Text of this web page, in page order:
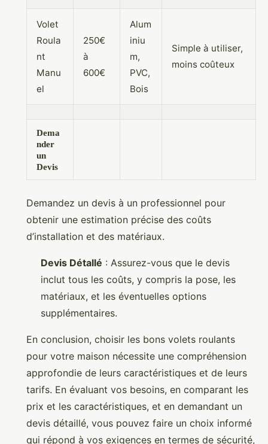
Volet
Roula
nt
Manu
el
250€
à
600€
Alum
iniu
m,
PVC,
Bois
Simple à utiliser,
moins coûteux
Dema
nder
un
Devis
Demandez un devis à un professionnel pour
obtenir une estimation précise des coûts
d’installation et des matériaux.
Devis Détallé : Assurez-vous que le devis
inclut tous les coûts, y compris la pose, les
matériaux, et les éventuelles options
supplémentaires.
En conclusion, choisir les bons volets roulants
pour votre maison nécessite une compréhension
approfondie de leurs caractéristiques et de leurs
tarifs. En évaluant vos besoins, en comparant les
prix et les caractéristiques, et en demandant un
devis détaillé, vous pouvez faire un choix informé
qui répond à vos exigences en termes de sécurité,